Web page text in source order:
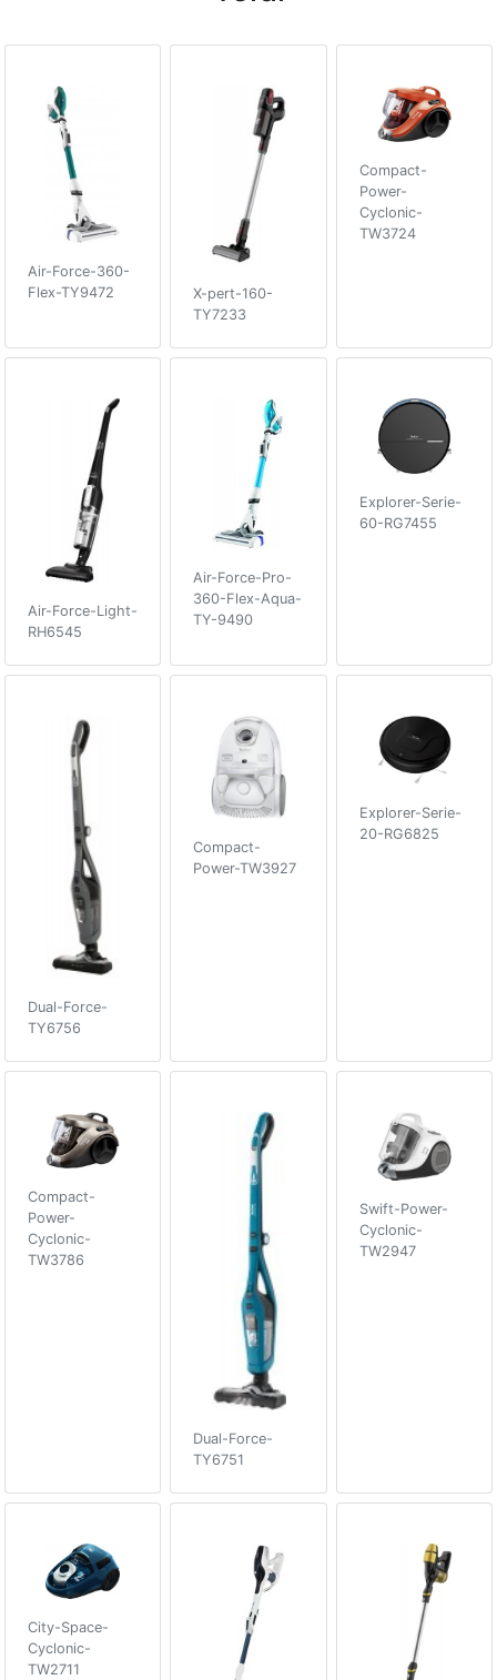
Air-Force-360-
Flex-TY9472
X-pert-160-
TY7233
Compact-
Power-
Cyclonic-
TW3724
Air-Force-Light-
RH6545
Air-Force-Pro-
360-Flex-Aqua-
TY-9490
Explorer-Serie-
60-RG7455
Dual-Force-
TY6756
Compact-
Power-TW3927
Explorer-Serie-
20-RG6825
Compact-
Power-
Cyclonic-
TW3786
Dual-Force-
TY6751
Swift-Power-
Cyclonic-
TW2947
City-Space-
Cyclonic-
TW2711